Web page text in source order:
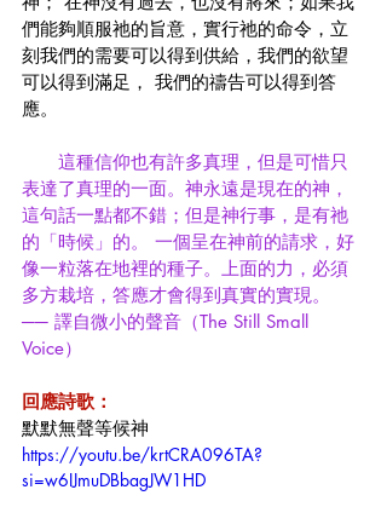
們能夠順服祂的旨意，實行祂的命令，立
刻我們的需要可以得到供給，我們的欲望
可以得到滿足， 我們的禱告可以得到答
應。
這種信仰也有許多真理，但是可惜只
表達了真理的一面。神永遠是現在的神，
這句話一點都不錯；但是神行事，是有祂
的「時候」的。 一個呈在神前的請求，好
像一粒落在地裡的種子。上面的力，必須
多方栽培，答應才會得到真實的實現。
── 譯自微小的聲音（The Still Small
Voice）
回應詩歌：
默默無聲等候神
https://youtu.be/krtCRA096TA?
si=w6IJmuDBbagJW1HD